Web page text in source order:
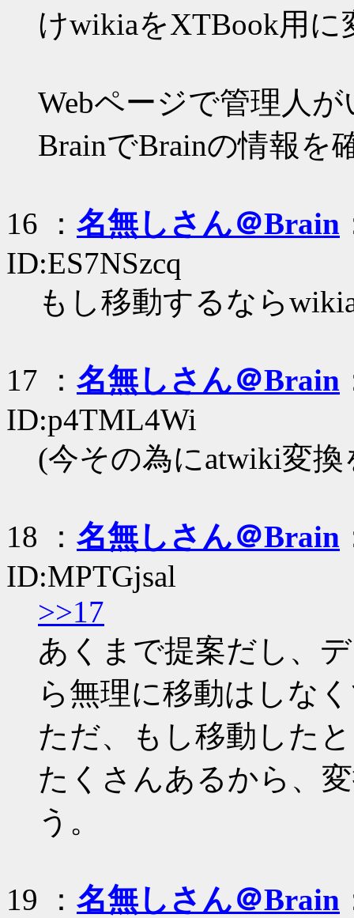
けwikiaをXTBook用に
Webページで管理人
BrainでBrainの情報を
16 ： 名無しさん＠Brain
ID:ES7NSzcq
もし移動するなら
17 ： 名無しさん＠Brain
ID:p4TML4Wi
(今その為にatwiki変
18 ： 名無しさん＠Brain
ID:MPTGjsal
>>17
あくまで提案だし、
ら無理に移動はしな
ただ、もし移動した
たくさんあるから、
う。
19 ： 名無しさん＠Brain